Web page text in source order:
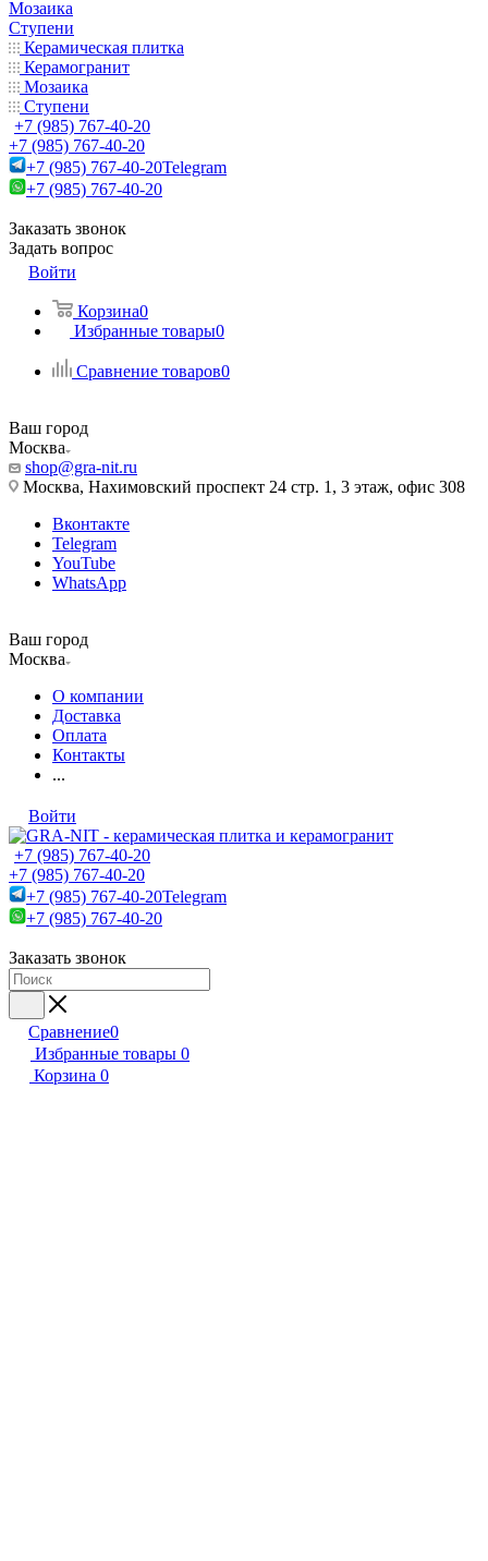
Мозаика
Ступени
Керамическая плитка
Керамогранит
Мозаика
Ступени
+7 (985) 767-40-20
+7 (985) 767-40-20
+7 (985) 767-40-20Telegram
+7 (985) 767-40-20
Заказать звонок
Задать вопрос
Войти
Корзина0
Избранные товары0
Сравнение товаров0
Ваш город
Москва
shop@gra-nit.ru
Москва, Нахимовский проспект 24 стр. 1, 3 этаж, офис 308
Вконтакте
Telegram
YouTube
WhatsApp
Ваш город
Москва
О компании
Доставка
Оплата
Контакты
...
Войти
+7 (985) 767-40-20
+7 (985) 767-40-20
+7 (985) 767-40-20Telegram
+7 (985) 767-40-20
Заказать звонок
Сравнение0
Избранные товары 0
Корзина 0